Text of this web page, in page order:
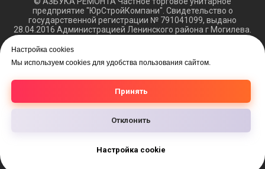
Настройка cookies
Мы используем cookies для удобства пользования сайтом.
Принять
Отклонить
Настройка cookie
предприятие "ЮрСтройКомпани". Свидетельство о
государственной регистрации № 791041099, выдано
28.04.2016 Администрацией Ленинского района г Могилева.
Обращаем ваше внимание, что вся представленная
информация касающаяся технических характеристик,
офертой.